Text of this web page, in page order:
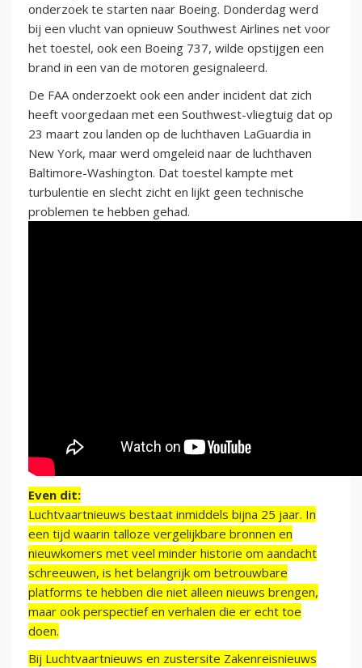
onderzoek te starten naar Boeing. Donderdag werd
bij een vlucht van opnieuw Southwest Airlines net voor
het toestel, ook een Boeing 737, wilde opstijgen een
brand in een van de motoren gesignaleerd.
De FAA onderzoekt ook een ander incident dat zich
heeft voorgedaan met een Southwest-vliegtuig dat op
23 maart zou landen op de luchthaven LaGuardia in
New York, maar werd omgeleid naar de luchthaven
Baltimore-Washington. Dat toestel kampte met
turbulentie en slecht zicht en lijkt geen technische
problemen te hebben gehad.
Even dit:
Luchtvaartnieuws bestaat inmiddels bijna 25 jaar. In
een tijd waarin talloze vergelijkbare bronnen en
nieuwkomers met veel minder historie om aandacht
schreeuwen, is het belangrijk om betrouwbare
platforms te hebben die niet alleen nieuws brengen,
maar ook perspectief en verhalen die er echt toe
doen.
Bij Luchtvaartnieuws en zustersite Zakenreisnieuws